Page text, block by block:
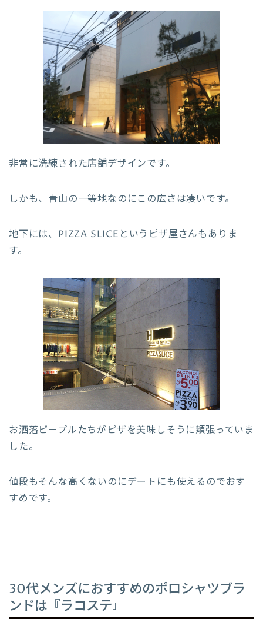
非常に洗練された店舗デザインです。
しかも、青山の一等地なのにこの広さは凄いです。
地下には、PIZZA SLICEというピザ屋さんもありま
す。
お洒落ピープルたちがピザを美味しそうに頬張っていま
した。
値段もそんな高くないのにデートにも使えるのでおす
すめです。
30代メンズにおすすめのポロシャツブラ
ンドは『ラコステ』